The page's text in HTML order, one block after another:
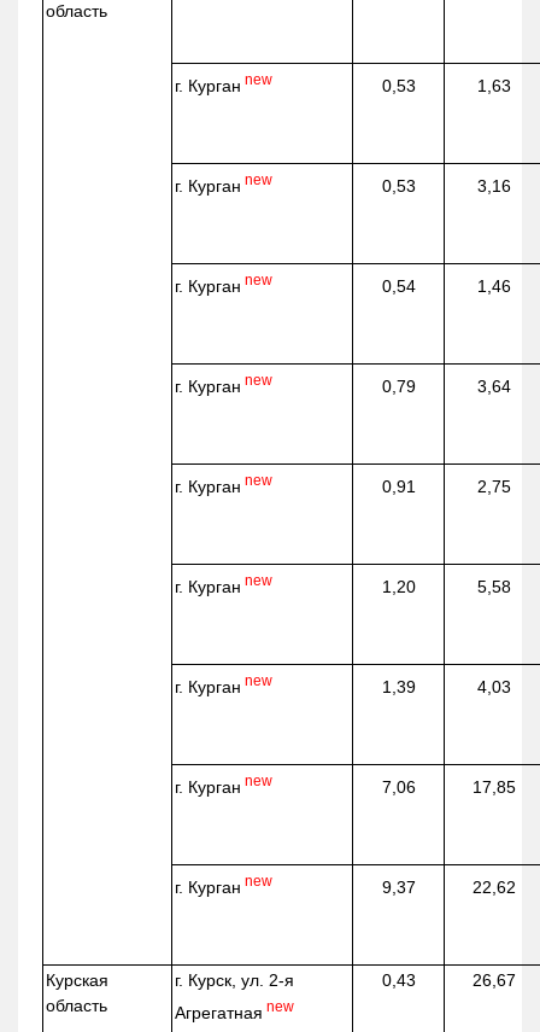
область
г. Курган new 0,53 1,63
г. Курган new 0,53 3,16
г. Курган new 0,54 1,46
г. Курган new 0,79 3,64
г. Курган new 0,91 2,75
г. Курган new 1,20 5,58
г. Курган new 1,39 4,03
г. Курган new 7,06 17,85
г. Курган new 9,37 22,62
Курская
область
г. Курск, ул. 2-я
Агрегатная new
0,43 26,67